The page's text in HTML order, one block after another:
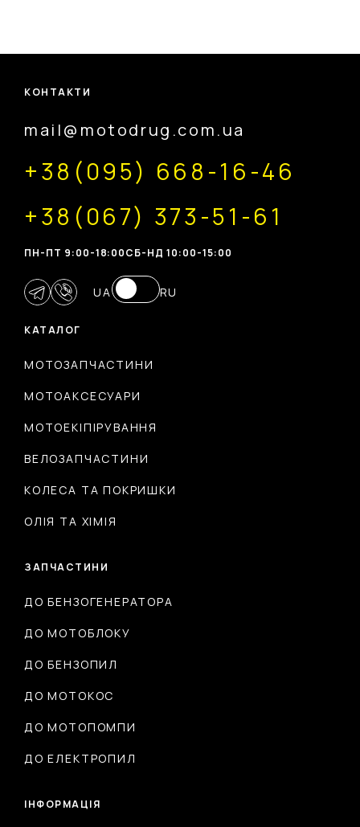
КАТАЛОГ
МОТОЗАПЧАСТИНИ
МОТОАКСЕСУАРИ
МОТОЕКІПІРУВАННЯ
ВЕЛОЗАПЧАСТИНИ
КОЛЕСА ТА ПОКРИШКИ
ОЛІЯ ТА ХІМІЯ
ЗАПЧАСТИНИ
ДО БЕНЗОГЕНЕРАТОРА
ДО МОТОБЛОКУ
ДО БЕНЗОПИЛ
ДО МОТОКОС
ДО МОТОПОМПИ
ДО ЕЛЕКТРОПИЛ
ІНФОРМАЦІЯ
КОНТАКТИ
mail@motodrug.com.ua
+38(095) 668-16-46
+38(067) 373-51-61
ПН-ПТ 9:00-18:00CБ-НД 10:00-15:00
UA RU